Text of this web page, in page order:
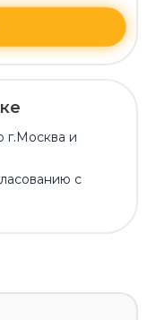
г.Москва и
с